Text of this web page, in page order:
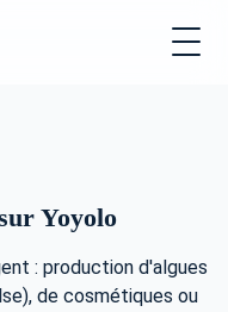
Yoyolo
: production d'algues
de cosmétiques ou